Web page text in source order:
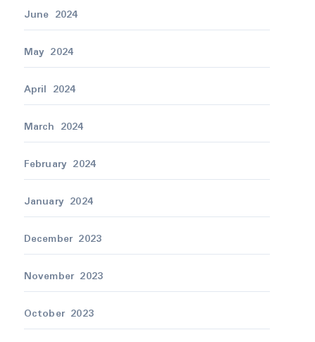
June 2024
May 2024
April 2024
March 2024
February 2024
January 2024
December 2023
November 2023
October 2023